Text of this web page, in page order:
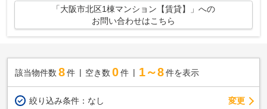
「大阪市北区1棟マンション【賃貸】」への
お問い合わせはこちら
該当物件数 8件 空き数 0 件 1～8 件を表示
絞り込み条件： なし 変更